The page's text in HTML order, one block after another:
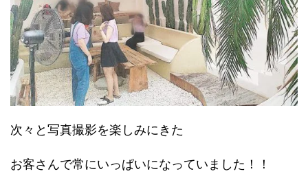
次々と写真撮影を楽しみにきた
お客さんで常にいっぱいになっていました！！